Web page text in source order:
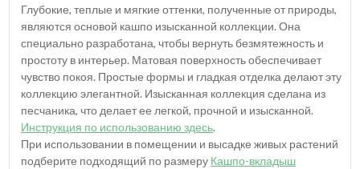
Глубокие, теплые и мягкие оттенки, полученные от природы,
являются основой кашпо изысканной коллекции. Она
специально разработана, чтобы вернуть безмятежность и
простоту в интерьер. Матовая поверхность обеспечивает
чувство покоя. Простые формы и гладкая отделка делают эту
коллекцию элегантной. Изысканная коллекция сделана из
песчаника, что делает ее легкой, прочной и изысканной.
Инструкция по использованию здесь.
При использовании в помещении и высадке живых растений
подберите подходящий по размеру Кашпо-вкладыш